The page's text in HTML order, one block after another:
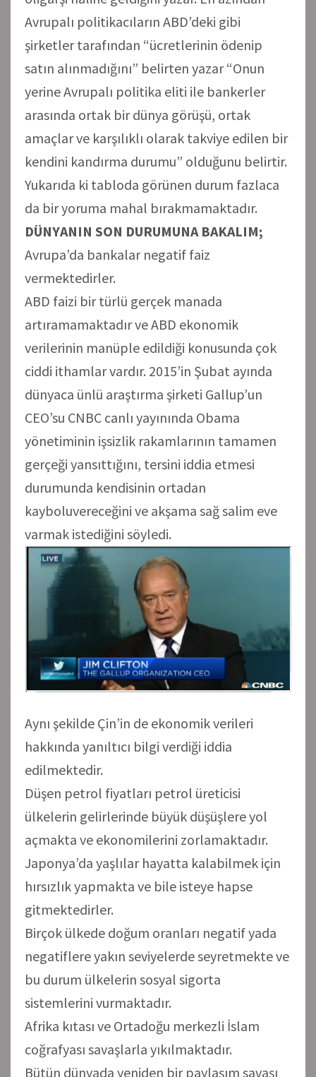
Avrupalı politikacıların ABD’deki gibi
şirketler tarafından “ücretlerinin ödenip
satın alınmadığını” belirten yazar “Onun
yerine Avrupalı politika eliti ile bankerler
arasında ortak bir dünya görüşü, ortak
amaçlar ve karşılıklı olarak takviye edilen bir
kendini kandırma durumu” olduğunu belirtir.
Yukarıda ki tabloda görünen durum fazlaca
da bir yoruma mahal bırakmamaktadır.
DÜNYANIN SON DURUMUNA BAKALIM;
Avrupa’da bankalar negatif faiz
vermektedirler.
ABD faizi bir türlü gerçek manada
artıramamaktadır ve ABD ekonomik
verilerinin manüple edildiği konusunda çok
ciddi ithamlar vardır. 2015’in Şubat ayında
dünyaca ünlü araştırma şirketi Gallup’un
CEO’su CNBC canlı yayınında Obama
yönetiminin işsizlik rakamlarının tamamen
gerçeği yansıttığını, tersini iddia etmesi
durumunda kendisinin ortadan
kayboluvereceğini ve akşama sağ salim eve
varmak istediğini söyledi.
Aynı şekilde Çin’in de ekonomik verileri
hakkında yanıltıcı bilgi verdiği iddia
edilmektedir.
Düşen petrol fiyatları petrol üreticisi
ülkelerin gelirlerinde büyük düşüşlere yol
açmakta ve ekonomilerini zorlamaktadır.
Japonya’da yaşlılar hayatta kalabilmek için
hırsızlık yapmakta ve bile isteye hapse
gitmektedirler.
Birçok ülkede doğum oranları negatif yada
negatiflere yakın seviyelerde seyretmekte ve
bu durum ülkelerin sosyal sigorta
sistemlerini vurmaktadır.
Afrika kıtası ve Ortadoğu merkezli İslam
coğrafyası savaşlarla yıkılmaktadır.
Bütün dünyada yeniden bir paylaşım savaşı